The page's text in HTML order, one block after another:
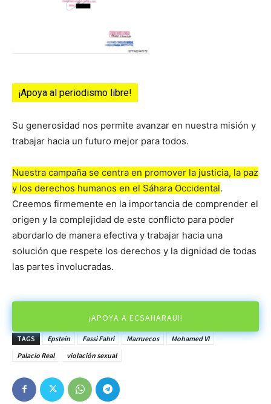
¡Apoya al periodismo libre!
Su generosidad nos permite avanzar en nuestra misión y
trabajar hacia un futuro mejor para todos.
Nuestra campaña se centra en promover la justicia, la paz
y los derechos humanos en el Sáhara Occidental.
Creemos firmemente en la importancia de comprender el
origen y la complejidad de este conflicto para poder
abordarlo de manera efectiva y trabajar hacia una
solución que respete los derechos y la dignidad de todas
las partes involucradas.
¡APOYA A ECSAHARAUI!
TAGS Epstein Fassi Fahri Marruecos
Mohamed VI
Palacio Real
violación sexual